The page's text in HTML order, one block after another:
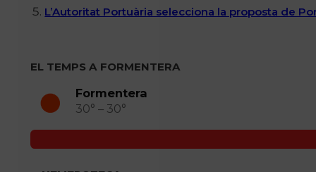
L’Autoritat Portuària selecciona la proposta de
EL TEMPS A FORMENTERA
Formentera
30° – 30°